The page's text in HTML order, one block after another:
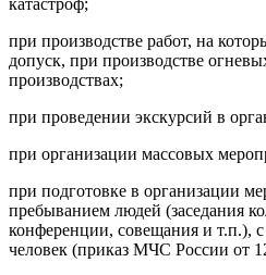
катастроф;
при производстве работ, на
допуск, при производстве
производствах;
при проведении экскурсий в
при организации массовых
при подготовке в организации
пребыванием людей (заседания
конференции, совещания и т.п.),
человек (приказ МЧС России от